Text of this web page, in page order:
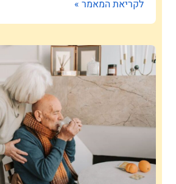
לקריאת המאמר »